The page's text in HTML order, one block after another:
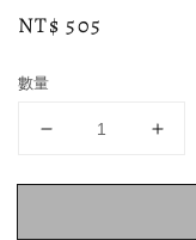
Regular
NT$ 505
數量